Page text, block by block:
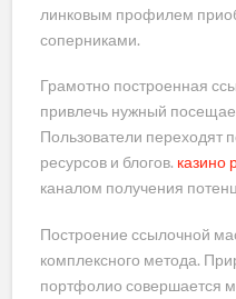
линковым профилем
соперниками.
Грамотно построенная
привлечь нужный
Пользователи переходят
ресурсов и блогов. казино
каналом получения
Построение ссылочной
комплексного метода.
портфолио совершается